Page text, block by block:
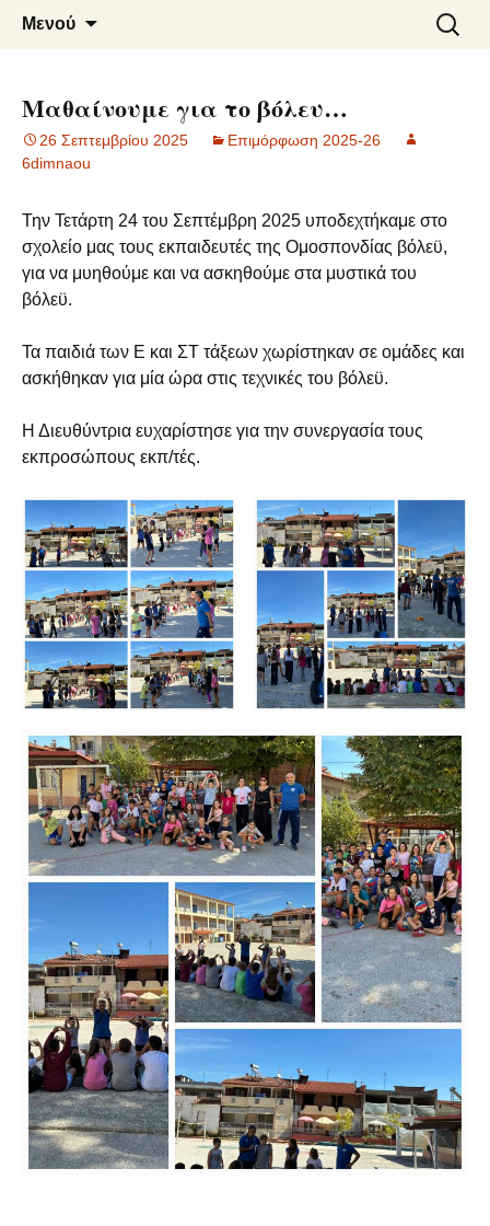
6o ΔΗΜΟΤΙΚΟ ΣΧΟΛΕΙΟ
ΝΑΟΥΣΑΣ
Μενού
για:
Μαθαίνουμε για το βόλευ…
26 Σεπτεμβρίου 2025
Επιμόρφωση 2025-26
6dimnaou
Την Τετάρτη 24 του Σεπτέμβρη 2025 υποδεχτήκαμε στο
σχολείο μας τους εκπαιδευτές της Ομοσπονδίας βόλεϋ,
για να μυηθούμε και να ασκηθούμε στα μυστικά του
βόλεϋ.
Τα παιδιά των Ε και ΣΤ τάξεων χωρίστηκαν σε ομάδες και
ασκήθηκαν για μία ώρα στις τεχνικές του βόλεϋ.
Η Διευθύντρια ευχαρίστησε για την συνεργασία τους
εκπροσώπους εκπ/τές.